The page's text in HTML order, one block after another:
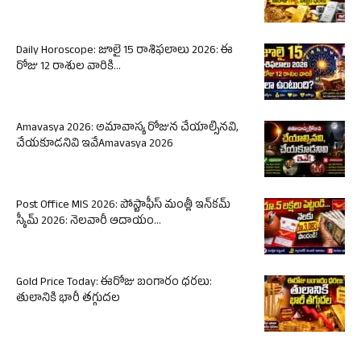
Daily Horoscope: జూలై 15 రాశిఫలాలు 2026: ఈ
రోజు 12 రాశుల వారికి...
Amavasya 2026: అమావాస్య రోజున చేయాల్సినవి,
చేయకూడనివి ఇవేAmavasya 2026
Post Office MIS 2026: పోస్టాఫీస్ మంత్లీ ఇన్‌కమ్
స్కీమ్ 2026: నెలవారీ ఆదాయం...
Gold Price Today: ఈరోజు బంగారం ధరలు:
తులానికి భారీ తగ్గుదల